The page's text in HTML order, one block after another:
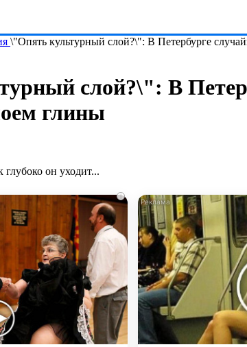
\"Опять культурный слой?\": В Петербурге
слой?\": В
глины
глубоко он уходит...
i